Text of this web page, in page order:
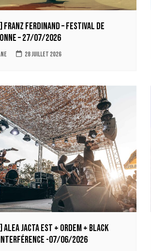
Franz Ferdinand – Festival de
– 27/07/2026
28 juillet 2026
Alea Jacta Est + Ordem + Black
-07/06/2026